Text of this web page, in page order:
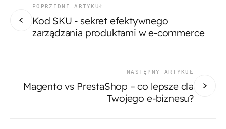
POPRZEDNI ARTYKUŁ
Kod SKU - sekret efektywnego
zarządzania produktami w e-commerce
NASTĘPNY ARTYKUŁ
Magento vs PrestaShop – co lepsze dla
Twojego e-biznesu?